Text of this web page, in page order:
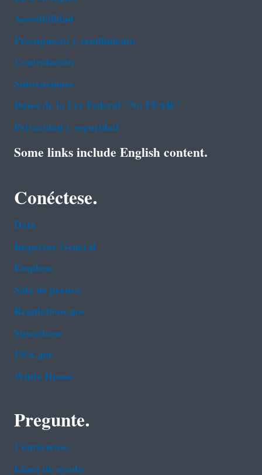
Accesibilidad
Presupuesto y rendimiento
Contratación
Subvenciones
Datos de la Ley Federal "No FEAR"
Privacidad y seguridad
Some links include English content.
Conéctese.
Data
Inspector General
Empleos
Sala de prensa
Regulations.gov
Suscríbase
USA.gov
White House
Pregunte.
Contáctenos
Línea de ayuda